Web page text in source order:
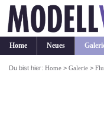
Home Neues
Du bist hier:Home >Galerie >